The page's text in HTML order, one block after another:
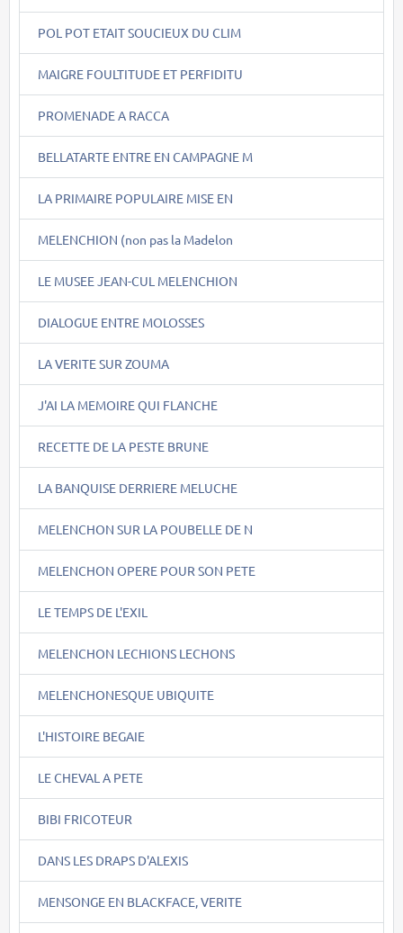
POL POT ETAIT SOUCIEUX DU CLIM
MAIGRE FOULTITUDE ET PERFIDITU
PROMENADE A RACCA
BELLATARTE ENTRE EN CAMPAGNE M
LA PRIMAIRE POPULAIRE MISE EN
MELENCHION (non pas la Madelon
LE MUSEE JEAN-CUL MELENCHION
DIALOGUE ENTRE MOLOSSES
LA VERITE SUR ZOUMA
J'AI LA MEMOIRE QUI FLANCHE
RECETTE DE LA PESTE BRUNE
LA BANQUISE DERRIERE MELUCHE
MELENCHON SUR LA POUBELLE DE N
MELENCHON OPERE POUR SON PETE
LE TEMPS DE L'EXIL
MELENCHON LECHIONS LECHONS
MELENCHONESQUE UBIQUITE
L'HISTOIRE BEGAIE
LE CHEVAL A PETE
BIBI FRICOTEUR
DANS LES DRAPS D'ALEXIS
MENSONGE EN BLACKFACE, VERITE